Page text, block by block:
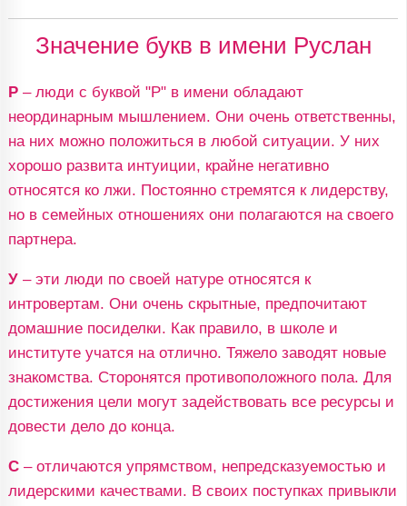
Значение букв в имени Руслан
Р– люди с буквой "Р" в имени обладают
неординарным мышлением. Они очень ответственны,
на них можно положиться в любой ситуации. У них
хорошо развита интуиции, крайне негативно
относятся ко лжи. Постоянно стремятся к лидерству,
но в семейных отношениях они полагаются на своего
партнера.
У– эти люди по своей натуре относятся к
интровертам. Они очень скрытные, предпочитают
домашние посиделки. Как правило, в школе и
институте учатся на отлично. Тяжело заводят новые
знакомства. Сторонятся противоположного пола. Для
достижения цели могут задействовать все ресурсы и
довести дело до конца.
С– отличаются упрямством, непредсказуемостью и
лидерскими качествами. В своих поступках привыкли